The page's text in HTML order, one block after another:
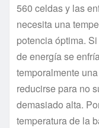
560 celdas y las
necesita una
potencia óptima.
de energía se
temporalmente
reducirse para no
demasiado alta.
temperatura de la